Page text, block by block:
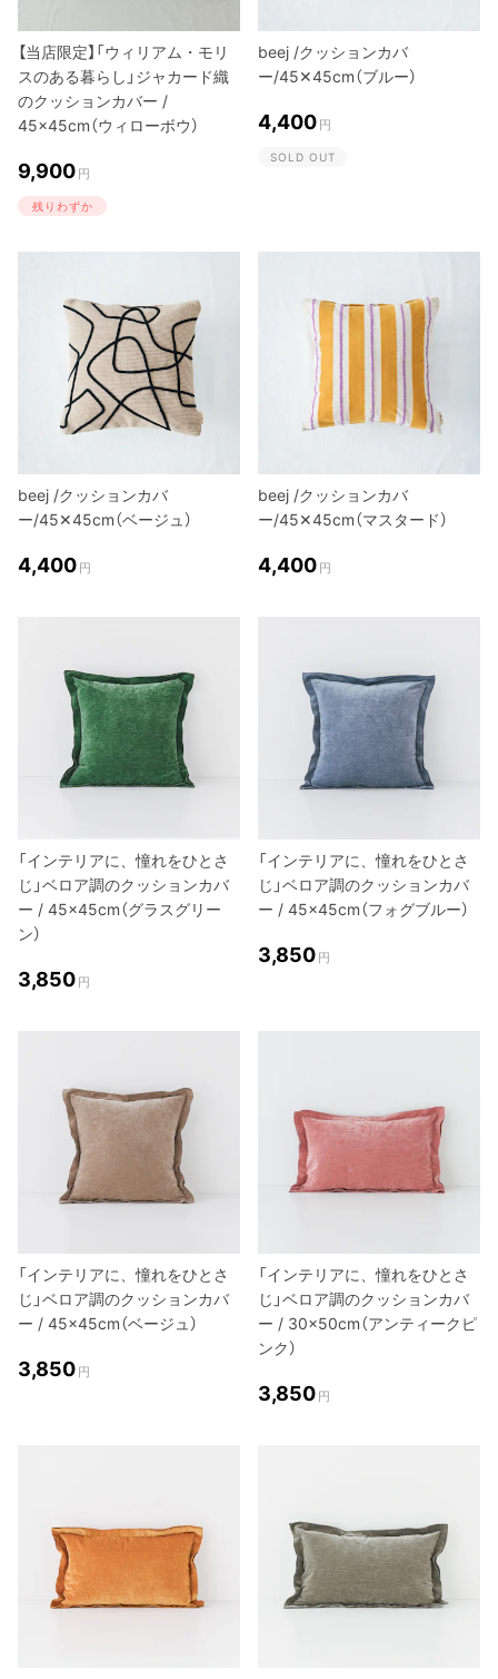
【当店限定】「ウィリアム・モリ
スのある暮らし」ジャカード織
のクッションカバー /
45×45cm（ウィローボウ）
9,900 円
残りわずか
beej /クッションカバ
ー/45✕45cm（ブルー）
4,400 円
SOLD OUT
beej /クッションカバ
ー/45✕45cm（ベージュ）
4,400 円
beej /クッションカバ
ー/45✕45cm（マスタード）
4,400 円
「インテリアに、憧れをひとさ
じ」ベロア調のクッションカバ
ー / 45×45cm（グラスグリー
ン）
3,850 円
「インテリアに、憧れをひとさ
じ」ベロア調のクッションカバ
ー / 45×45cm（フォグブルー）
3,850 円
「インテリアに、憧れをひとさ
じ」ベロア調のクッションカバ
ー / 45×45cm（ベージュ）
3,850 円
「インテリアに、憧れをひとさ
じ」ベロア調のクッションカバ
ー / 30×50cm（アンティークピ
ンク）
3,850 円